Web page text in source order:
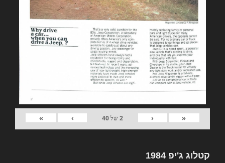
«
‹
2של40
›
»
קטלוג ג'יפ 1984